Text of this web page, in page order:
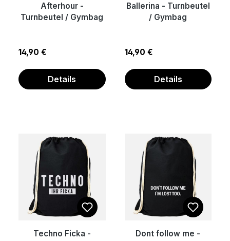
Afterhour -
Turnbeutel / Gymbag
Regulärer Preis:
14,90 €
Details
Ballerina - Turnbeutel
/ Gymbag
Regulärer Preis:
14,90 €
Details
Techno Ficka -
Dont follow me -